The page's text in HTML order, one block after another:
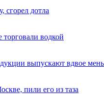
сгорел дотла
торговали водкой
выпускают вдвое
пили его из таза